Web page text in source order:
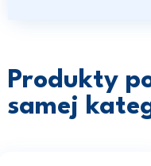
Produkty
samej